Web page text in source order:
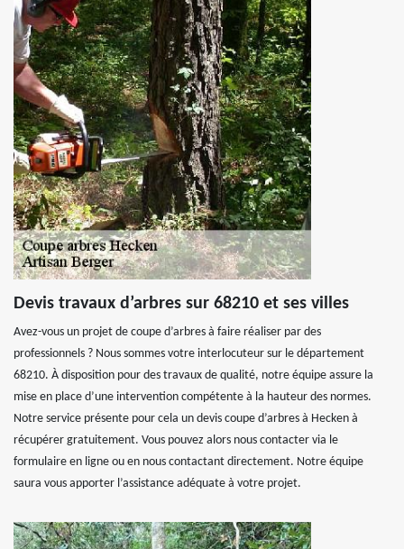
Devis travaux d’arbres sur 68210 et ses villes
Avez-vous un projet de coupe d’arbres à faire réaliser par des
professionnels ? Nous sommes votre interlocuteur sur le département
68210. À disposition pour des travaux de qualité, notre équipe assure la
mise en place d’une intervention compétente à la hauteur des normes.
Notre service présente pour cela un devis coupe d’arbres à Hecken à
récupérer gratuitement. Vous pouvez alors nous contacter via le
formulaire en ligne ou en nous contactant directement. Notre équipe
saura vous apporter l’assistance adéquate à votre projet.